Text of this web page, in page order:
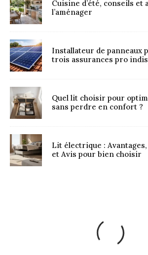
Cuisine d’été, conseils et
l’aménager
Installateur de panneaux
trois assurances pro
Quel lit choisir pour
sans perdre en confort ?
Lit électrique :
et Avis pour bien choisir